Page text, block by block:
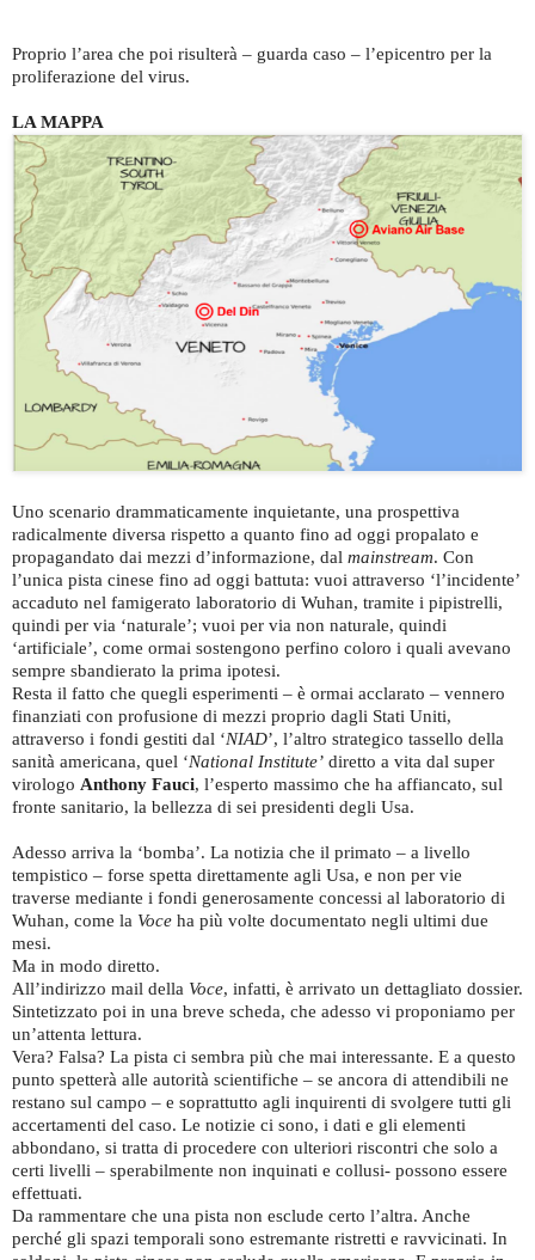
Proprio l’area che poi risulterà – guarda caso – l’epicentro per la
proliferazione del virus.
LA MAPPA
Uno scenario drammaticamente inquietante, una prospettiva
radicalmente diversa rispetto a quanto fino ad oggi propalato e
propagandato dai mezzi d’informazione, dal mainstream. Con
l’unica pista cinese fino ad oggi battuta: vuoi attraverso ‘l’incidente’
accaduto nel famigerato laboratorio di Wuhan, tramite i pipistrelli,
quindi per via ‘naturale’; vuoi per via non naturale, quindi
‘artificiale’, come ormai sostengono perfino coloro i quali avevano
sempre sbandierato la prima ipotesi.
Resta il fatto che quegli esperimenti – è ormai acclarato – vennero
finanziati con profusione di mezzi proprio dagli Stati Uniti,
attraverso i fondi gestiti dal ‘NIAD’, l’altro strategico tassello della
sanità americana, quel ‘National Institute’ diretto a vita dal super
virologo Anthony Fauci, l’esperto massimo che ha affiancato, sul
fronte sanitario, la bellezza di sei presidenti degli Usa.
Adesso arriva la ‘bomba’. La notizia che il primato – a livello
tempistico – forse spetta direttamente agli Usa, e non per vie
traverse mediante i fondi generosamente concessi al laboratorio di
Wuhan, come la Voce ha più volte documentato negli ultimi due
mesi.
Ma in modo diretto.
All’indirizzo mail della Voce, infatti, è arrivato un dettagliato dossier.
Sintetizzato poi in una breve scheda, che adesso vi proponiamo per
un’attenta lettura.
Vera? Falsa? La pista ci sembra più che mai interessante. E a questo
punto spetterà alle autorità scientifiche – se ancora di attendibili ne
restano sul campo – e soprattutto agli inquirenti di svolgere tutti gli
accertamenti del caso. Le notizie ci sono, i dati e gli elementi
abbondano, si tratta di procedere con ulteriori riscontri che solo a
certi livelli – sperabilmente non inquinati e collusi- possono essere
effettuati.
Da rammentare che una pista non esclude certo l’altra. Anche
perché gli spazi temporali sono estremante ristretti e ravvicinati. In